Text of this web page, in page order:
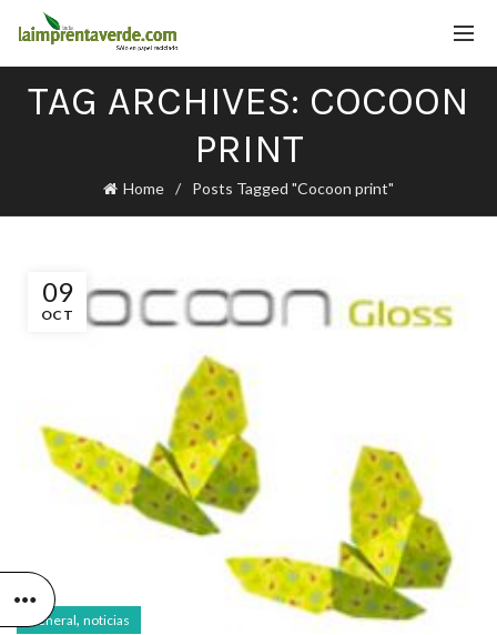
TAG ARCHIVES: COCOON
PRINT
Home Posts Tagged "Cocoon print"
09
OCT
General, noticias